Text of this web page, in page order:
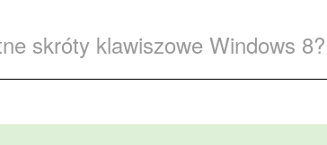
skróty klawiszowe Windows 8?